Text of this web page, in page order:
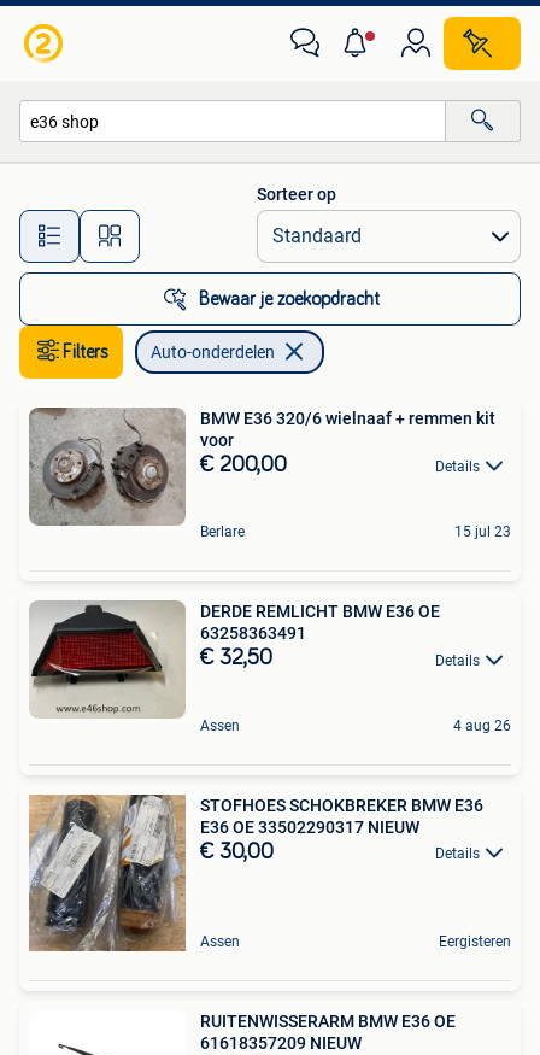
Alle afstanden…
Sorteer op
Bewaar je zoekopdracht
Filters Auto-onderdelen
BMW E36 320/6 wielnaaf + remmen kit
voor
€ 200,00 Details
Berlare 15 jul 23
DERDE REMLICHT BMW E36 OE
63258363491
€ 32,50 Details
Assen 4 aug 26
STOFHOES SCHOKBREKER BMW E36
E36 OE 33502290317 NIEUW
€ 30,00 Details
Assen Eergisteren
RUITENWISSERARM BMW E36 OE
61618357209 NIEUW